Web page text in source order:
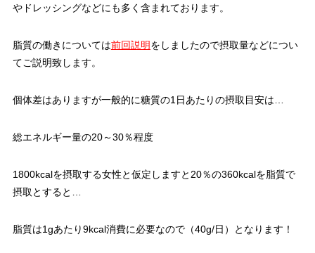
やドレッシングなどにも多く含まれております。
脂質の働きについては前回説明をしましたので摂取量などについ
てご説明致します。
個体差はありますが一般的に糖質の1日あたりの摂取目安は…
総エネルギー量の20～30％程度
1800kcalを摂取する女性と仮定しますと20％の360kcalを脂質で
摂取とすると…
脂質は1gあたり9kcal消費に必要なので（40g/日）となります！